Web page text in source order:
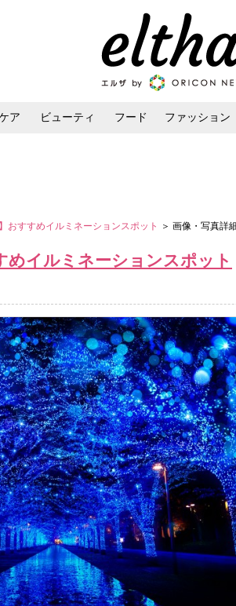
ア ビューティ フード ファッション
おすすめイルミネーションスポット ＞ 画像・写真詳
イルミネーションスポット